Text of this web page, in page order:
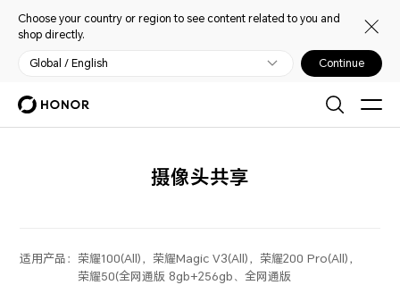
Choose your country or region to see content related to you and
shop directly.
Global / English Continue
摄像头共享
适用产品： 荣耀100(All)，荣耀Magic V3(All)，荣耀200 Pro(All)，
荣耀50(全网通版 8gb+256gb、全网通版